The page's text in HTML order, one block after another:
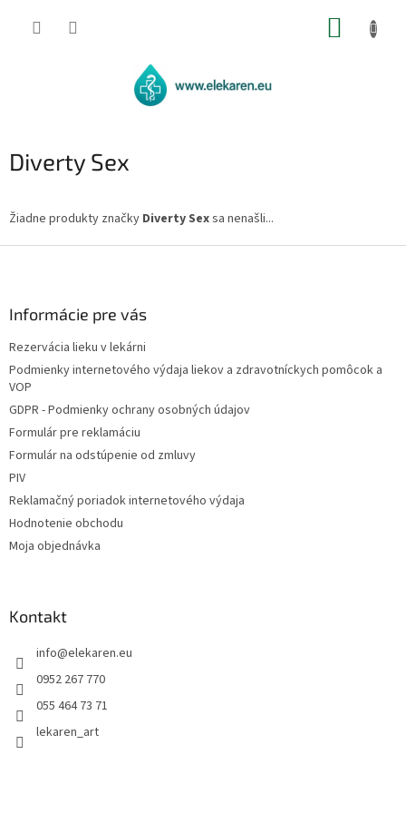
‎Diverty Sex
Žiadne produkty značky ‎Diverty Sexsa nenašli...
Informácie pre vás
Rezervácia lieku v lekárni
Podmienky internetového výdaja liekov a zdravotníckych pomôcok a
VOP
GDPR - Podmienky ochrany osobných údajov
Formulár pre reklamáciu
Formulár na odstúpenie od zmluvy
PIV
Reklamačný poriadok internetového výdaja
Hodnotenie obchodu
Moja objednávka
Kontakt
info@elekaren.eu
0952 267 770
055 464 73 71
lekaren_art